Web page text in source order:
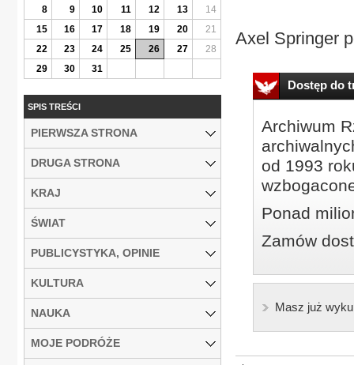
Axel Springer
Dostęp do
Archiwum
od 1993
Ponad
Zamów
Masz już
8
9 10 11 12 13
14
15
16 17 18 19 20
21
22
23 24 25 26 27
28
29
30 31
SPIS TREŚCI
PIERWSZA STRONA
DRUGA STRONA
KRAJ
ŚWIAT
PUBLICYSTYKA, OPINIE
KULTURA
NAUKA
MOJE PODRÓŻE